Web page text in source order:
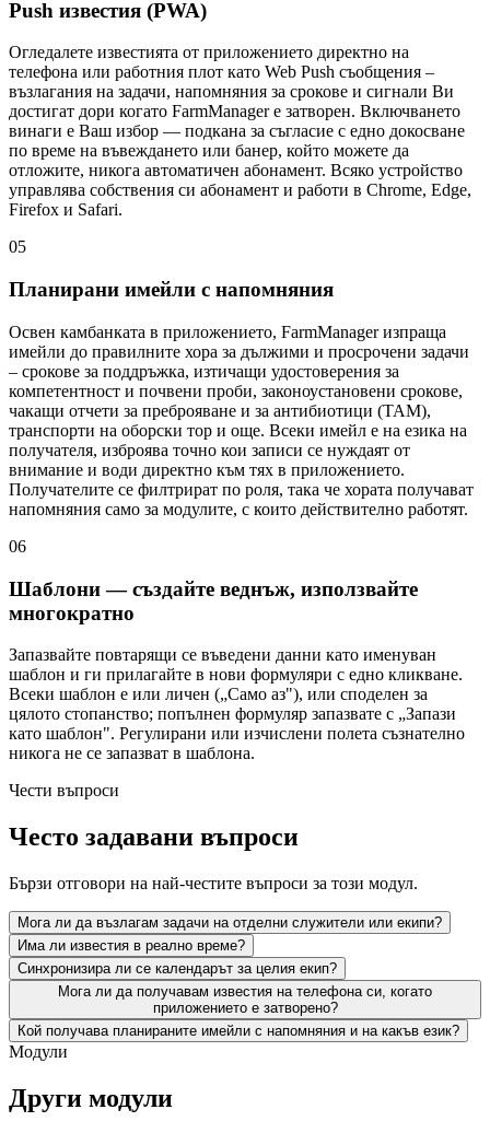
Push известия (PWA)
Огледалете известията от приложението директно на
телефона или работния плот като Web Push съобщения –
възлагания на задачи, напомняния за срокове и сигнали Ви
достигат дори когато FarmManager е затворен. Включването
винаги е Ваш избор — подкана за съгласие с едно докосване
по време на въвеждането или банер, който можете да
отложите, никога автоматичен абонамент. Всяко устройство
управлява собствения си абонамент и работи в Chrome, Edge,
Firefox и Safari.
05
Планирани имейли с напомняния
Освен камбанката в приложението, FarmManager изпраща
имейли до правилните хора за дължими и просрочени задачи
– срокове за поддръжка, изтичащи удостоверения за
компетентност и почвени проби, законоустановени срокове,
чакащи отчети за преброяване и за антибиотици (TAM),
транспорти на оборски тор и още. Всеки имейл е на езика на
получателя, изброява точно кои записи се нуждаят от
внимание и води директно към тях в приложението.
Получателите се филтрират по роля, така че хората получават
напомняния само за модулите, с които действително работят.
06
Шаблони — създайте веднъж, използвайте
многократно
Запазвайте повтарящи се въведени данни като именуван
шаблон и ги прилагайте в нови формуляри с едно кликване.
Всеки шаблон е или личен („Само аз"), или споделен за
цялото стопанство; попълнен формуляр запазвате с „Запази
като шаблон". Регулирани или изчислени полета съзнателно
никога не се запазват в шаблона.
Чести въпроси
Често задавани въпроси
Бързи отговори на най-честите въпроси за този модул.
Мога ли да възлагам задачи на отделни служители или екипи?
Има ли известия в реално време?
Синхронизира ли се календарът за целия екип?
Мога ли да получавам известия на телефона си, когато
приложението е затворено?
Кой получава планираните имейли с напомняния и на какъв език?
Модули
Други модули